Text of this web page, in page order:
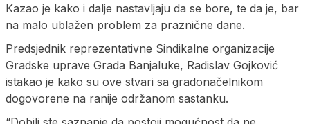
Kazao je kako i dalje nastavljaju da se bore, te da je, bar
na malo ublažen problem za praznične dane.
Predsjednik reprezentativne Sindikalne organizacije
Gradske uprave Grada Banjaluke, Radislav Gojković
istakao je kako su ove stvari sa gradonačelnikom
dogovorene na ranije održanom sastanku.